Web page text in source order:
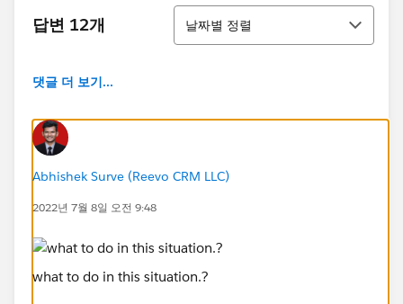
답변 12개
정렬
날짜별 정렬
댓글 더 보기...
Abhishek Surve (Reevo CRM LLC)
2022년 7월 8일 오전 9:48
what to do in this situation.?